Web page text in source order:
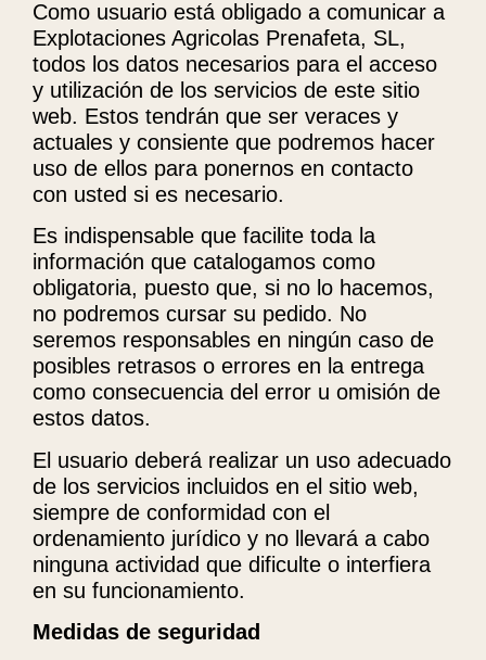
Como usuario está obligado a comunicar a
Explotaciones Agricolas Prenafeta, SL,
todos los datos necesarios para el acceso
y utilización de los servicios de este sitio
web. Estos tendrán que ser veraces y
actuales y consiente que podremos hacer
uso de ellos para ponernos en contacto
con usted si es necesario.
Es indispensable que facilite toda la
información que catalogamos como
obligatoria, puesto que, si no lo hacemos,
no podremos cursar su pedido. No
seremos responsables en ningún caso de
posibles retrasos o errores en la entrega
como consecuencia del error u omisión de
estos datos.
El usuario deberá realizar un uso adecuado
de los servicios incluidos en el sitio web,
siempre de conformidad con el
ordenamiento jurídico y no llevará a cabo
ninguna actividad que dificulte o interfiera
en su funcionamiento.
Medidas de seguridad